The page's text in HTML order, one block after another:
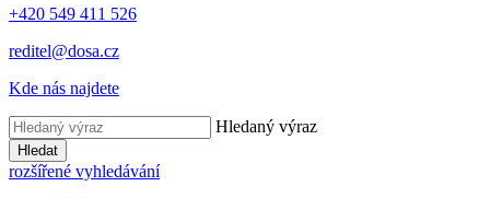
+420 549 411 526
reditel@dosa.cz
Kde nás najdete
Hledaný výraz
Hledat
rozšířené vyhledávání